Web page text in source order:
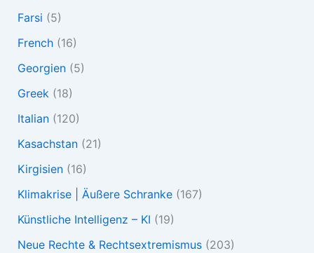
Farsi (5)
French(16)
Georgien(5)
Greek(18)
Italian(120)
Kasachstan(21)
Kirgisien(16)
Klimakrise | Äußere Schranke(167)
Künstliche Intelligenz – KI (19)
Neue Rechte & Rechtsextremismus(203)